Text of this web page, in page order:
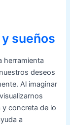
sueños
herramienta
deseos
Al imaginar
y concreta de lo
a